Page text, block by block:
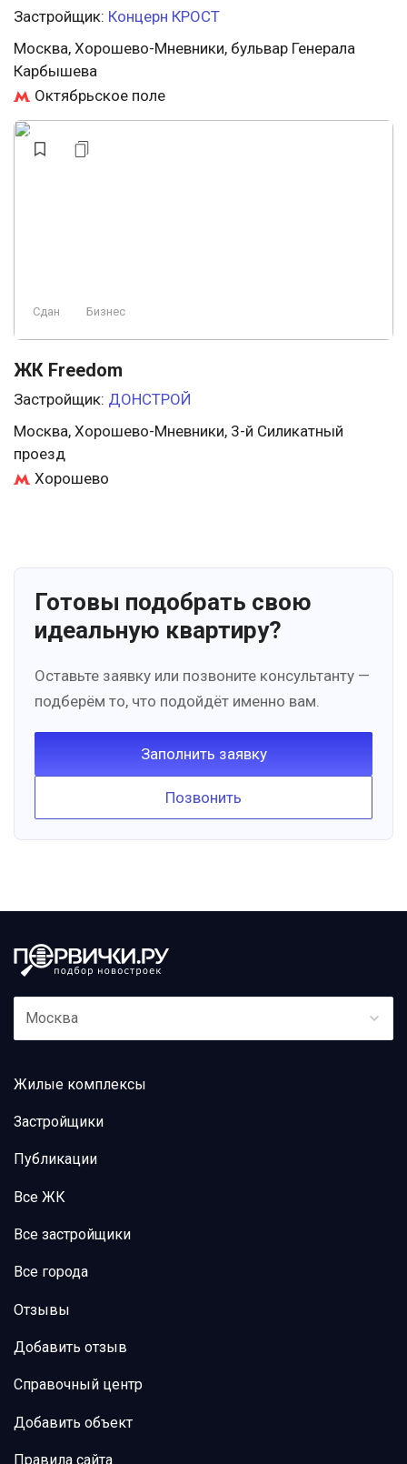
Застройщик: Концерн КРОСТ
Москва, Хорошево-Мневники, бульвар Генерала
Карбышева
Октябрьское поле
Сдан Бизнес
ЖК Freedom
Застройщик: ДОНСТРОЙ
Москва, Хорошево-Мневники, 3-й Силикатный
проезд
Хорошево
Готовы подобрать свою
идеальную квартиру?
Оставьте заявку или позвоните консультанту —
подберём то, что подойдёт именно вам.
Заполнить заявку
Позвонить
Москва
Жилые комплексы
Застройщики
Публикации
Все ЖК
Все застройщики
Все города
Отзывы
Добавить отзыв
Справочный центр
Добавить объект
Правила сайта